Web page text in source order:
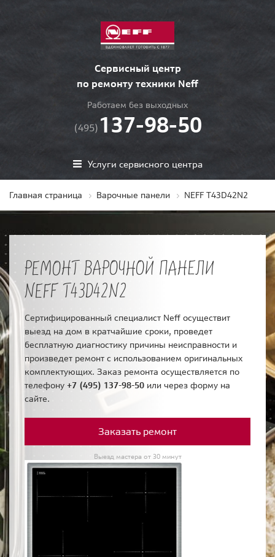
Сервисный центр
по ремонту техники Neff
Работаем без выходных
(495) 137-98-50
Услуги сервисного центра
Главная страница Варочные панели NEFF T43D42N2
РЕМОНТ ВАРОЧНОЙ ПАНЕЛИ
NEFF T43D42N2
Сертифицированный специалист Neff осуществит
выезд на дом в кратчайшие сроки, проведет
бесплатную диагностику причины неисправности и
произведет ремонт с использованием оригинальных
комплектующих. Заказ ремонта осуществляется по
телефону +7 (495) 137-98-50 или через форму на
сайте.
Заказать ремонт
Выезд мастера от 30 минут